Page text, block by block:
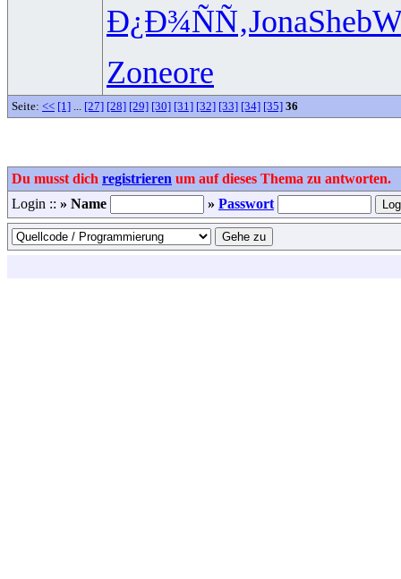
Ð¿Ð¾ÑÑ‚JonaSheb
Zoneore
Seite: << [1] ... [27] [28] [29] [30] [31] [32] [33] [34] [35] 36
Du musst dich registrieren um auf dieses Thema zu antworten.
Login :: » Name » Passwort